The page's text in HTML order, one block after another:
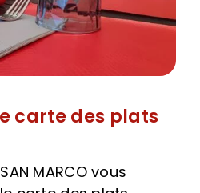
carte des plats
MARCO vous